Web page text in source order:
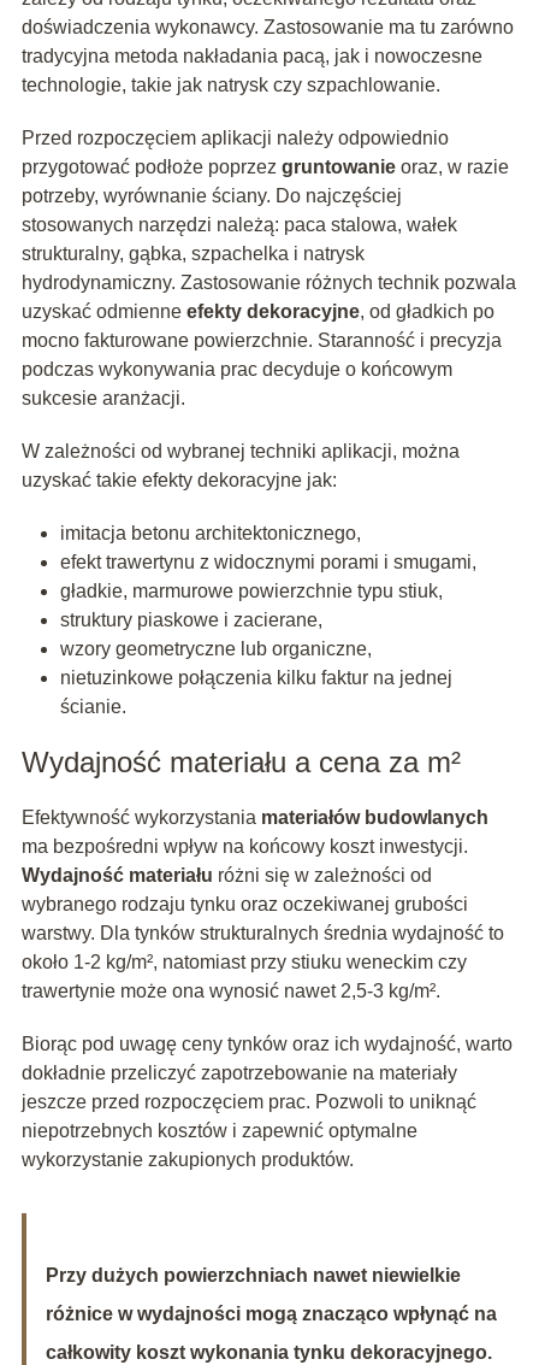
doświadczenia wykonawcy. Zastosowanie ma tu zarówno
tradycyjna metoda nakładania pacą, jak i nowoczesne
technologie, takie jak natrysk czy szpachlowanie.
Przed rozpoczęciem aplikacji należy odpowiednio
przygotować podłoże poprzez gruntowanieoraz, w razie
potrzeby, wyrównanie ściany. Do najczęściej
stosowanych narzędzi należą: paca stalowa, wałek
strukturalny, gąbka, szpachelka i natrysk
hydrodynamiczny. Zastosowanie różnych technik pozwala
uzyskać odmienne efekty dekoracyjne, od gładkich po
mocno fakturowane powierzchnie. Staranność i precyzja
podczas wykonywania prac decyduje o końcowym
sukcesie aranżacji.
W zależności od wybranej techniki aplikacji, można
uzyskać takie efekty dekoracyjne jak:
imitacja betonu architektonicznego,
efekt trawertynu z widocznymi porami i smugami,
gładkie, marmurowe powierzchnie typu stiuk,
struktury piaskowe i zacierane,
wzory geometryczne lub organiczne,
nietuzinkowe połączenia kilku faktur na jednej
ścianie.
Wydajność materiału a cena za m²
Efektywność wykorzystania materiałów budowlanych
ma bezpośredni wpływ na końcowy koszt inwestycji.
Wydajność materiału różni się w zależności od
wybranego rodzaju tynku oraz oczekiwanej grubości
warstwy. Dla tynków strukturalnych średnia wydajność to
około 1-2 kg/m², natomiast przy stiuku weneckim czy
trawertynie może ona wynosić nawet 2,5-3 kg/m².
Biorąc pod uwagę ceny tynków oraz ich wydajność, warto
dokładnie przeliczyć zapotrzebowanie na materiały
jeszcze przed rozpoczęciem prac. Pozwoli to uniknąć
niepotrzebnych kosztów i zapewnić optymalne
wykorzystanie zakupionych produktów.
Przy dużych powierzchniach nawet niewielkie
różnice w wydajności mogą znacząco wpłynąć na
całkowity koszt wykonania tynku dekoracyjnego.